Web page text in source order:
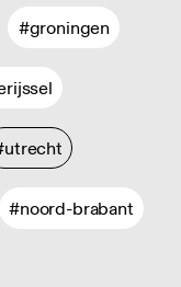
#groningen
#noord-brabant